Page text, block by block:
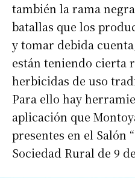
también la rama
batallas que los
y tomar debida
están teniendo cierta
herbicidas de uso
Para ello hay
aplicación que
presentes en el Salón
Sociedad Rural de 9